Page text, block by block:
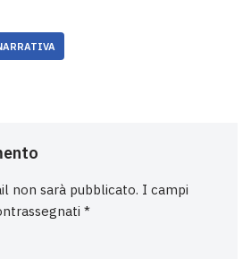
non sarà pubblicato. I campi
*